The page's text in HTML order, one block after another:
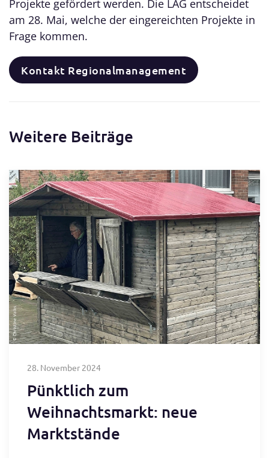
Projekte gefördert werden. Die LAG entscheidet
am 28. Mai, welche der eingereichten Projekte in
Frage kommen.
Kontakt Regionalmanagement
Weitere Beiträge
28. November 2024
Pünktlich zum
Weihnachtsmarkt: neue
Marktstände